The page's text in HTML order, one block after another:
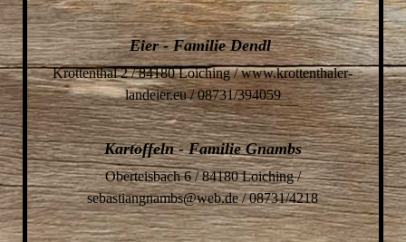
Eier - Familie Dendl
Krottenthal 2 / 84180 Loiching / www.krottenthaler-
landeier.eu / 08731/394059
Kartoffeln - Familie Gnambs
Oberteisbach 6 / 84180 Loiching /
sebastiangnambs@web.de / 08731/4218